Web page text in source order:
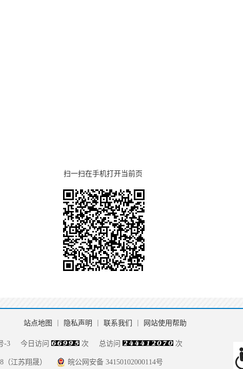
扫一扫在手机打开当前页
站点地图 隐私声明 联系我们 网站使用帮助
-3 今日访问 次 总访问 次
（江苏翔晟） 皖公网安备 34150102000114号